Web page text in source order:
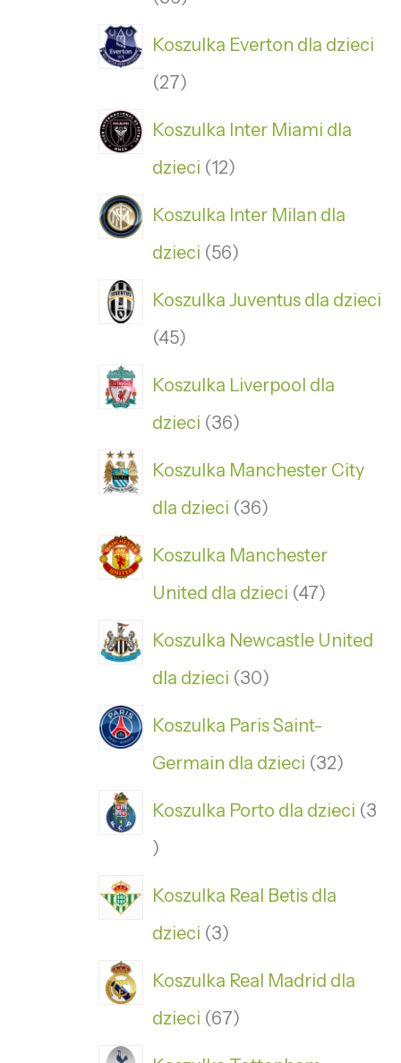
Koszulka Everton dla dzieci
27
Koszulka Inter Miami dla
dzieci 12
Koszulka Inter Milan dla
dzieci 56
Koszulka Juventus dla dzieci
45
Koszulka Liverpool dla
dzieci 36
Koszulka Manchester City
dla dzieci 36
Koszulka Manchester
United dla dzieci 47
Koszulka Newcastle United
dla dzieci 30
Koszulka Paris Saint-
Germain dla dzieci 32
Koszulka Porto dla dzieci 3
Koszulka Real Betis dla
dzieci 3
Koszulka Real Madrid dla
dzieci 67